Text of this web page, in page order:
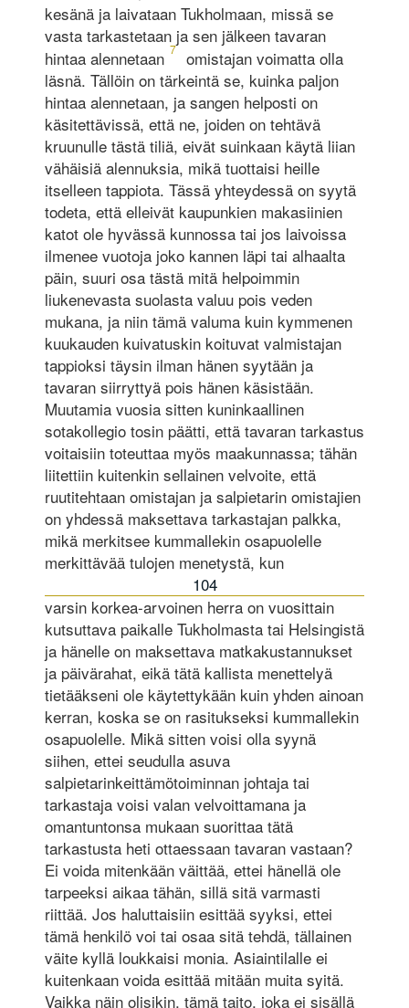
kesänä ja laivataan Tukholmaan, missä se
vasta tarkastetaan ja sen jälkeen tavaran
hintaa alennetaan 7
omistajan voimatta olla
läsnä. Tällöin on tärkeintä se, kuinka paljon
hintaa alennetaan, ja sangen helposti on
käsitettävissä, että ne, joiden on tehtävä
kruunulle tästä tiliä, eivät suinkaan käytä liian
vähäisiä alennuksia, mikä tuottaisi heille
itselleen tappiota. Tässä yhteydessä on syytä
todeta, että elleivät kaupunkien makasiinien
katot ole hyvässä kunnossa tai jos laivoissa
ilmenee vuotoja joko kannen läpi tai alhaalta
päin, suuri osa tästä mitä helpoimmin
liukenevasta suolasta valuu pois veden
mukana, ja niin tämä valuma kuin kymmenen
kuukauden kuivatuskin koituvat valmistajan
tappioksi täysin ilman hänen syytään ja
tavaran siirryttyä pois hänen käsistään.
Muutamia vuosia sitten kuninkaallinen
sotakollegio tosin päätti, että tavaran tarkastus
voitaisiin toteuttaa myös maakunnassa; tähän
liitettiin kuitenkin sellainen velvoite, että
ruutitehtaan omistajan ja salpietarin omistajien
on yhdessä maksettava tarkastajan palkka,
mikä merkitsee kummallekin osapuolelle
merkittävää tulojen menetystä, kun
104
varsin korkea-arvoinen herra on vuosittain
kutsuttava paikalle Tukholmasta tai Helsingistä
ja hänelle on maksettava matkakustannukset
ja päivärahat, eikä tätä kallista menettelyä
tietääkseni ole käytettykään kuin yhden ainoan
kerran, koska se on rasitukseksi kummallekin
osapuolelle. Mikä sitten voisi olla syynä
siihen, ettei seudulla asuva
salpietarinkeittämötoiminnan johtaja tai
tarkastaja voisi valan velvoittamana ja
omantuntonsa mukaan suorittaa tätä
tarkastusta heti ottaessaan tavaran vastaan?
Ei voida mitenkään väittää, ettei hänellä ole
tarpeeksi aikaa tähän, sillä sitä varmasti
riittää. Jos haluttaisiin esittää syyksi, ettei
tämä henkilö voi tai osaa sitä tehdä, tällainen
väite kyllä loukkaisi monia. Asiaintilalle ei
kuitenkaan voida esittää mitään muita syitä.
Vaikka näin olisikin, tämä taito, joka ei sisällä